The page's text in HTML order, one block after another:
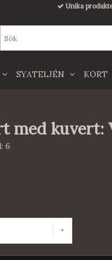
med kuvert:
6
Unika
SYATELJÉN KORT